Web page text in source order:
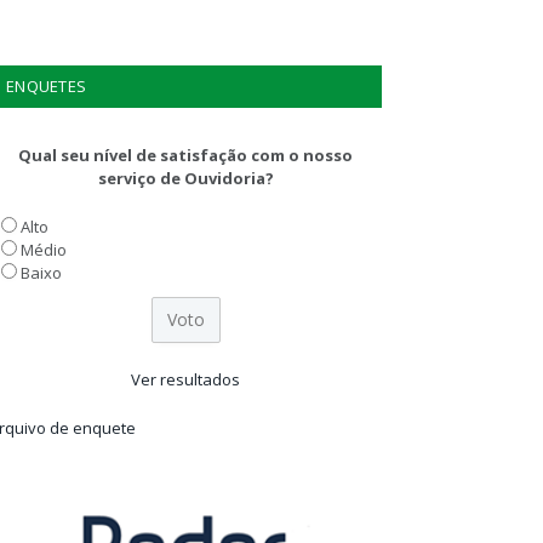
ENQUETES
Qual seu nível de satisfação com o nosso
serviço de Ouvidoria?
Alto
Médio
Baixo
Ver resultados
de enquete